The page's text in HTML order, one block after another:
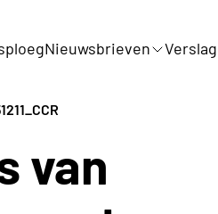
Nieuwsbrieven
van